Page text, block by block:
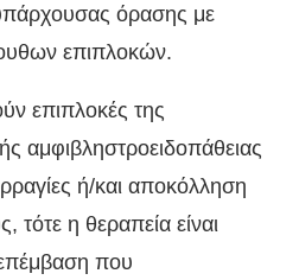
όρασης με
επιπλοκών.
επιπλοκές της
αμφιβληστροειδοπάθειας
ή/και αποκόλληση
τότε η θεραπεία είναι
επέμβαση που